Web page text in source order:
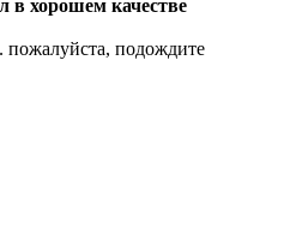
в хорошем качестве
пожалуйста, подождите